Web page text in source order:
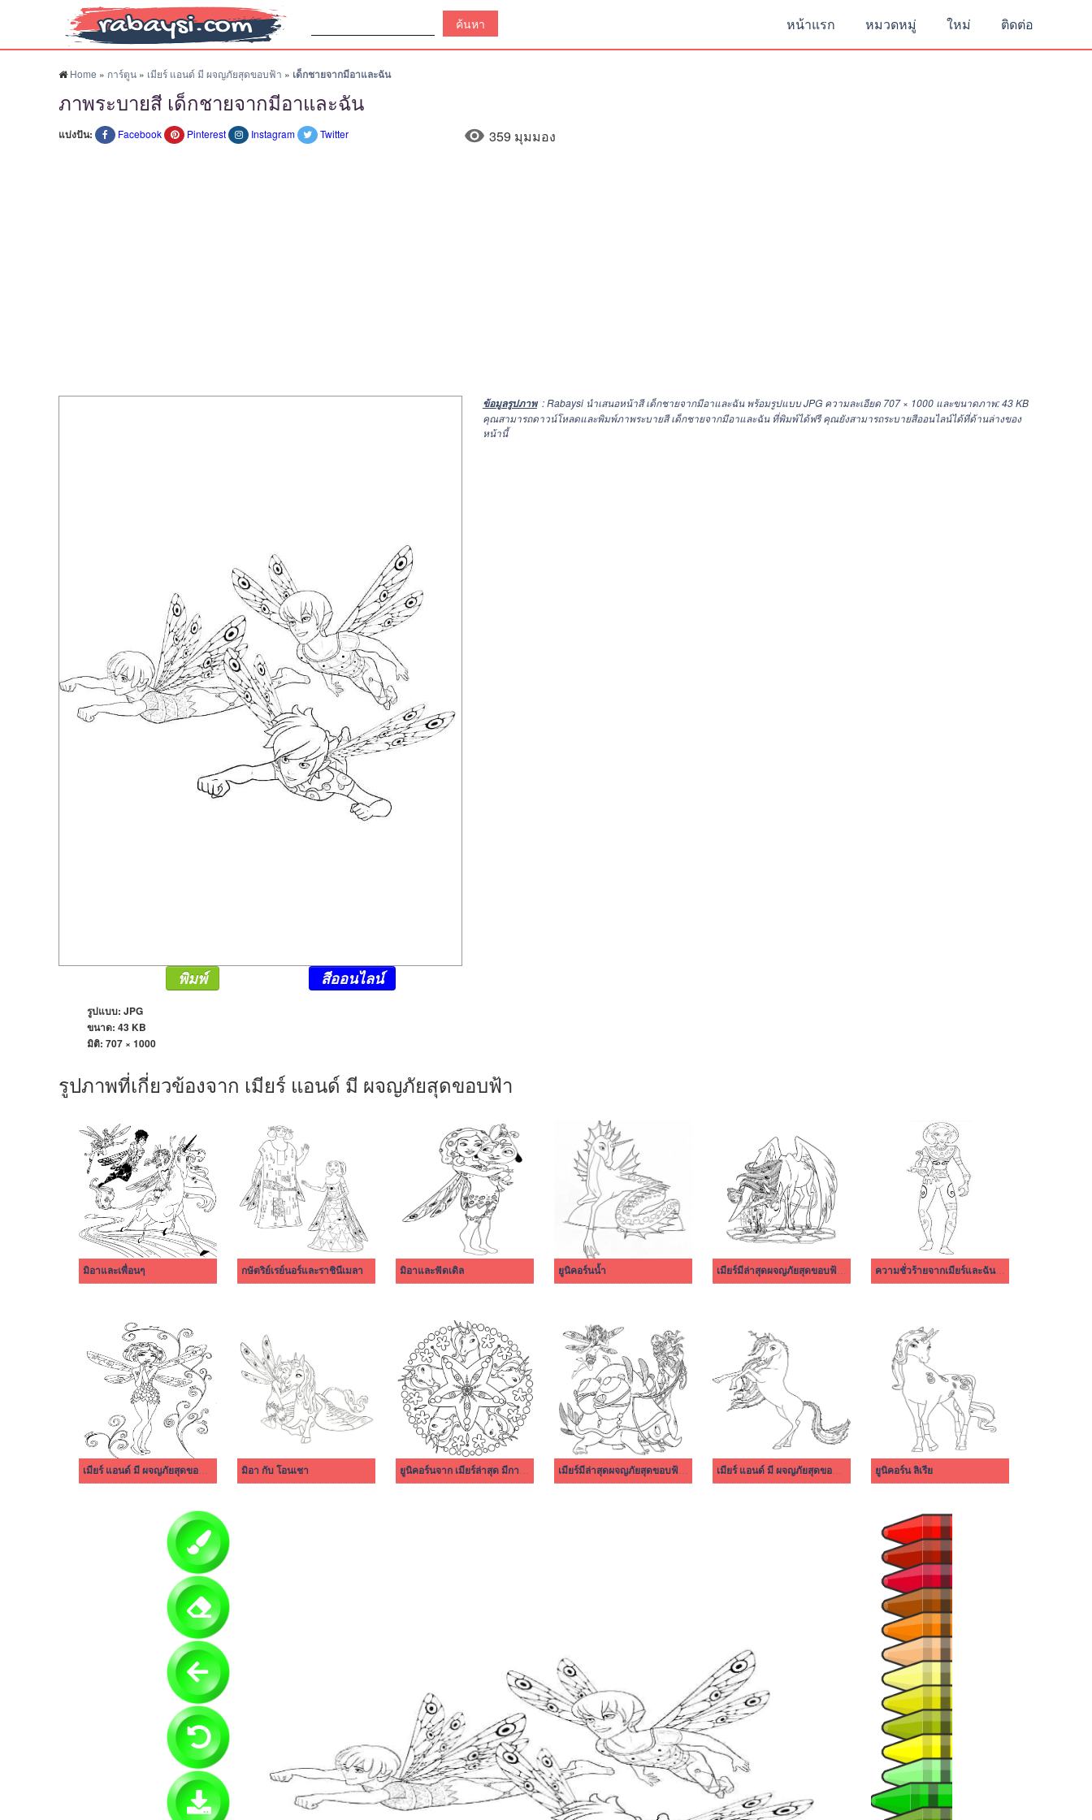
หน้าแรก หมวดหมู่ ใหม่ ติดต่อ
Home » การ์ตูน » เมียร์ แอนด์ มี ผจญภัยสุดขอบฟ้า » เด็กชายจากมีอาและฉัน
ภาพระบายสี เด็กชายจากมีอาและฉัน
แบ่งปัน: Facebook Pinterest Instagram Twitter 359 มุมมอง
ข้อมูลรูปภาพ : Rabaysi นำเสนอหน้าสี เด็กชายจากมีอาและฉัน พร้อมรูปแบบ JPG ความละเอียด 707 × 1000และขนาดภาพ: 43 KB
คุณสามารถดาวน์โหลดและพิมพ์ภาพระบายสี เด็กชายจากมีอาและฉัน ที่พิมพ์ได้ฟรี คุณยังสามารถระบายสีออนไลน์ได้ที่ด้านล่างของ
หน้านี้
พิมพ์ สีออนไลน์
รูปแบบ: JPG
ขนาด: 43 KB
มิติ: 707 × 1000
รูปภาพที่เกี่ยวข้องจาก เมียร์ แอนด์ มี ผจญภัยสุดขอบฟ้า
มิอาและเพื่อนๆ กษัตริย์เรย์นอร์และราชินีเมลา มิอาและฟัดเดิล ยูนิคอร์นน้ำ เมียร์มีล่าสุดผจญภัยสุดขอบฟ้าให้พิมพ์ ความชั่วร้ายจากเมียร์และฉัน การผจญภัยสู่ขอบฟ้า
เมียร์ แอนด์ มี ผจญภัยสุดขอบฟ้า 2 มิอา กับ โอนเชา ยูนิคอร์นจาก เมียร์ล่าสุด มีการผจญภัยสุดขอบฟ้า เมียร์มีล่าสุดผจญภัยสุดขอบฟ้า ปกติ เมียร์ แอนด์ มี ผจญภัยสุดขอบฟ้า 4 ยูนิคอร์น ลิเรีย